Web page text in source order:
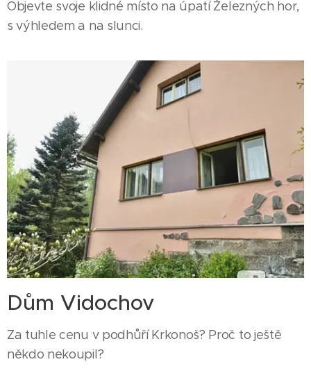
Objevte svoje klidné místo na úpatí Železných hor,
s výhledem a na slunci.
Dům Vidochov
Za tuhle cenu v podhůří Krkonoš? Proč to ještě
někdo nekoupil?